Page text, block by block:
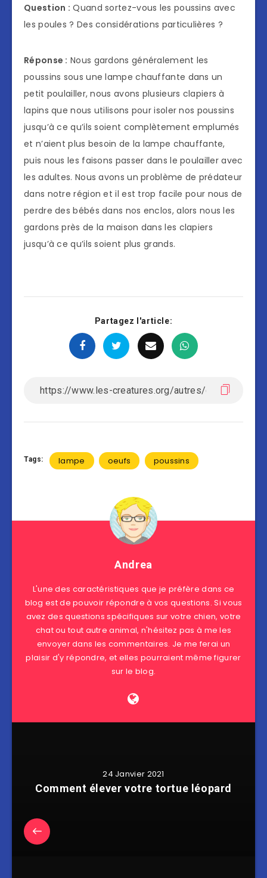
Question : Quand sortez-vous les poussins avec
les poules ? Des considérations particulières ?
Réponse : Nous gardons généralement les
poussins sous une lampe chauffante dans un
petit poulailler, nous avons plusieurs clapiers à
lapins que nous utilisons pour isoler nos poussins
jusqu’à ce qu’ils soient complètement emplumés
et n’aient plus besoin de la lampe chauffante,
puis nous les faisons passer dans le poulailler avec
les adultes. Nous avons un problème de prédateur
dans notre région et il est trop facile pour nous de
perdre des bébés dans nos enclos, alors nous les
gardons près de la maison dans les clapiers
jusqu’à ce qu’ils soient plus grands.
Partagez l'article:
Tags: lampe oeufs poussins
Andrea
L'une des caractéristiques que je préfère dans ce
blog est de pouvoir répondre à vos questions. Si vous
avez des questions spécifiques sur votre chien, votre
chat ou tout autre animal, n'hésitez pas à me les
envoyer dans les commentaires. Je me ferai un
plaisir d'y répondre, et elles pourraient même figurer
sur le blog.
24 Janvier 2021
Comment élever votre tortue léopard